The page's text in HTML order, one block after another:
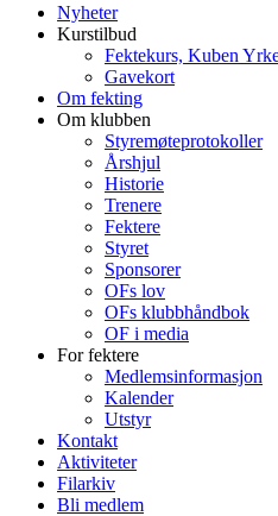
Nyheter
Kurstilbud
Fektekurs, Kuben
Gavekort
Om fekting
Om klubben
Styremøteprotokoller
Årshjul
Historie
Trenere
Fektere
Styret
Sponsorer
OFs lov
OFs klubbhåndbok
OF i media
For fektere
Medlemsinformasjon
Kalender
Utstyr
Kontakt
Aktiviteter
Filarkiv
Bli medlem